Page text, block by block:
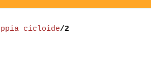
cicloide/2